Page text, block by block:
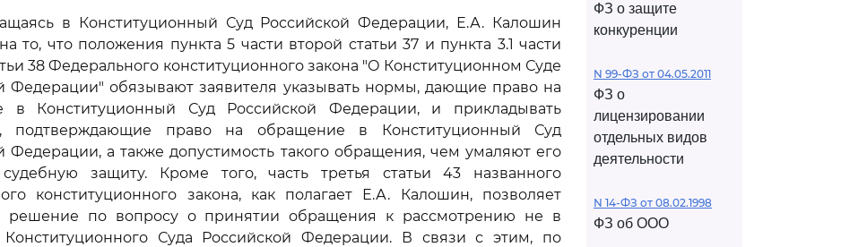
в Конституционный Суд Российской Федерации, Е.А. Калошин
то, что положения пункта 5 части второй статьи 37 и пункта 3.1 части
38 Федерального конституционного закона "О Конституционном Суде
Федерации" обязывают заявителя указывать нормы, дающие право на
в Конституционный Суд Российской Федерации, и прикладывать
подтверждающие право на обращение в Конституционный Суд
Федерации, а также допустимость такого обращения, чем умаляют его
защиту. Кроме того, часть третья статьи 43 названного
конституционного закона, как полагает Е.А. Калошин, позволяет
решение по вопросу о принятии обращения к рассмотрению не в
Конституционного Суда Российской Федерации. В связи с этим, по
ФЗ о защите
конкуренции
N 99-ФЗ от 04.05.2011
ФЗ о
лицензировании
отдельных видов
деятельности
N 14-ФЗ от 08.02.1998
ФЗ об ООО